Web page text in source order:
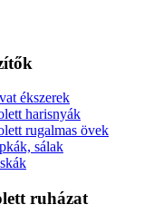
ékszerek
harisnyák
rugalmas övek
sálak
ruházat